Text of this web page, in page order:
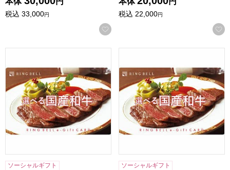
税込 33,000円
お気に入りに登録する
税込 22,000円
ソーシャルギフト
ソーシャルギフト